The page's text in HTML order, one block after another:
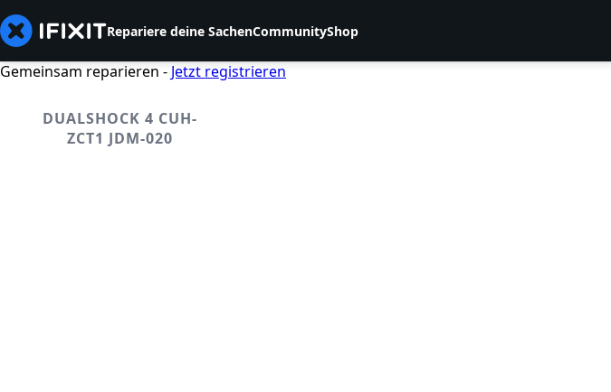
Repariere deine SachenCommunityShop
Gemeinsam reparieren - Jetzt registrieren
DUALSHOCK 4 CUH-
ZCT1 JDM-020